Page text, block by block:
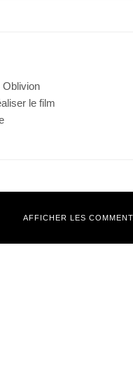
Oblivion
le film
AFFICHER LES